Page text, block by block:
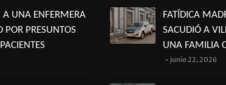
A UNA ENFERMERA
POR PRESUNTOS
FATÍDICA
SACUDIÓ A
UNA FAMILIA
junio 22, 2026